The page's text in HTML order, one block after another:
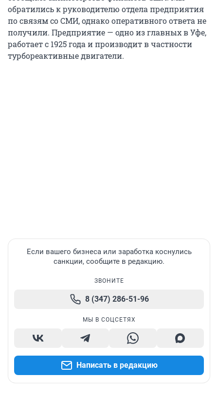
обратились к руководителю отдела предприятия
по связям со СМИ, однако оперативного ответа не
получили. Предприятие — одно из главных в Уфе,
работает с 1925 года и производит в частности
турбореактивные двигатели.
Если вашего бизнеса или заработка коснулись
санкции, сообщите в редакцию.
ЗВОНИТЕ
8 (347) 286-51-96
МЫ В СОЦСЕТЯХ
Написать в редакцию